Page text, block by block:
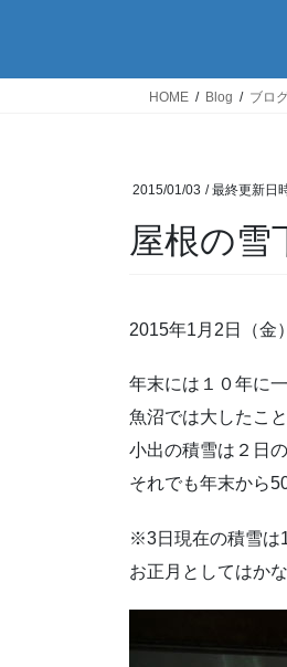
HOME Blog ブロ
2015/01/03 / 最終更新日
屋根の雪
2015年1月2日（金）
年末には１０年に
魚沼では大したこ
小出の積雪は２日
それでも年末から
※3日現在の積雪は
お正月としてはか